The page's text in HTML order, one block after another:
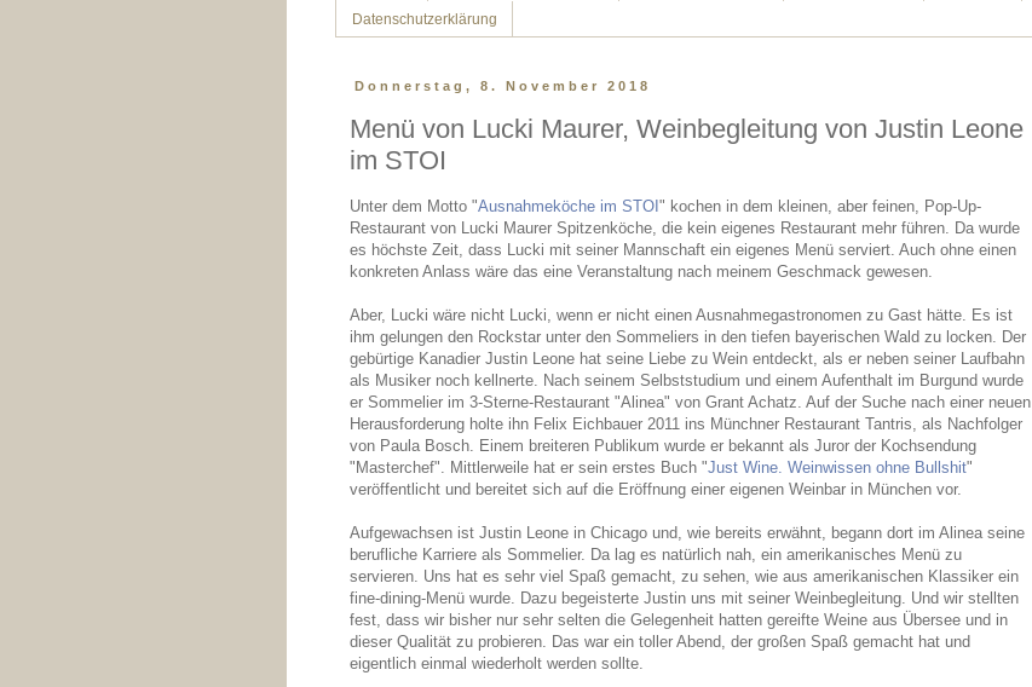
Datenschutzerklärung
Donnerstag, 8. November 2018
Menü von Lucki Maurer, Weinbegleitung von Justin Leone
im STOI
Unter dem Motto "Ausnahmeköche im STOI " kochen in dem kleinen, aber feinen, Pop-Up-
Restaurant von Lucki Maurer Spitzenköche, die kein eigenes Restaurant mehr führen. Da wurde
es höchste Zeit, dass Lucki mit seiner Mannschaft ein eigenes Menü serviert. Auch ohne einen
konkreten Anlass wäre das eine Veranstaltung nach meinem Geschmack gewesen.
Aber, Lucki wäre nicht Lucki, wenn er nicht einen Ausnahmegastronomen zu Gast hätte. Es ist
ihm gelungen den Rockstar unter den Sommeliers in den tiefen bayerischen Wald zu locken. Der
gebürtige Kanadier Justin Leone hat seine Liebe zu Wein entdeckt, als er neben seiner Laufbahn
als Musiker noch kellnerte. Nach seinem Selbststudium und einem Aufenthalt im Burgund wurde
er Sommelier im 3-Sterne-Restaurant "Alinea" von Grant Achatz. Auf der Suche nach einer neuen
Herausforderung holte ihn Felix Eichbauer 2011 ins Münchner Restaurant Tantris, als Nachfolger
von Paula Bosch. Einem breiteren Publikum wurde er bekannt als Juror der Kochsendung
"Masterchef". Mittlerweile hat er sein erstes Buch "Just Wine. Weinwissen ohne Bullshit"
veröffentlicht und bereitet sich auf die Eröffnung einer eigenen Weinbar in München vor.
Aufgewachsen ist Justin Leone in Chicago und, wie bereits erwähnt, begann dort im Alinea seine
berufliche Karriere als Sommelier. Da lag es natürlich nah, ein amerikanisches Menü zu
servieren. Uns hat es sehr viel Spaß gemacht, zu sehen, wie aus amerikanischen Klassiker ein
fine-dining-Menü wurde. Dazu begeisterte Justin uns mit seiner Weinbegleitung. Und wir stellten
fest, dass wir bisher nur sehr selten die Gelegenheit hatten gereifte Weine aus Übersee und in
dieser Qualität zu probieren. Das war ein toller Abend, der großen Spaß gemacht hat und
eigentlich einmal wiederholt werden sollte.